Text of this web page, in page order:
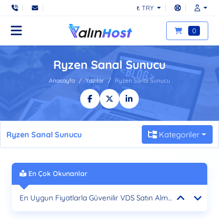
₺ TRY
0
Ryzen Sanal Sunucu
Anasayfa Yazılar Ryzen Sanal Sunucu
Ryzen Sanal Sunucu Kategoriler
En Çok Okunanlar
E-Ticaret Hosting: Online Mağazanız İçin En İyi Çözümler
En Uygun Fiyatlarla Güvenilir VDS Satın Alma Rehberi